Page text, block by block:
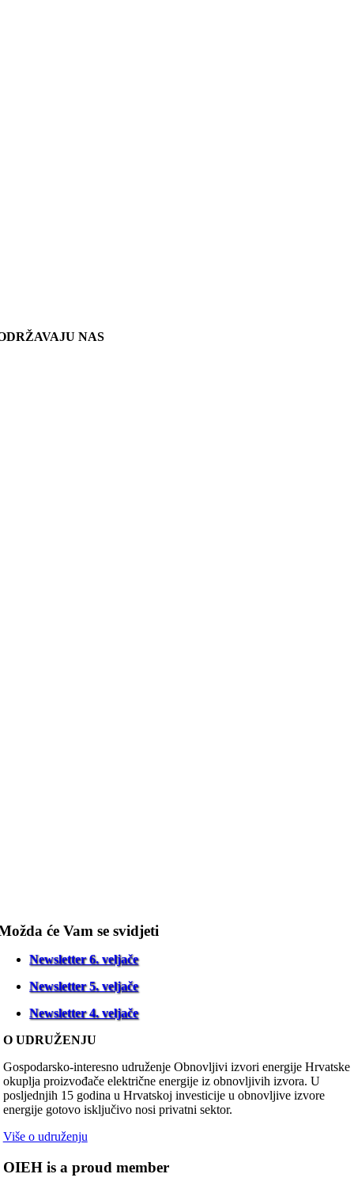
NAS
će Vam se svidjeti
Newsletter 6. veljače
Newsletter 5. veljače
Newsletter 4. veljače
O UDRUŽENJU
Gospodarsko-interesno udruženje Obnovljivi izvori energije Hrvatske
okuplja proizvođače električne energije iz obnovljivih izvora. U
posljednjih 15 godina u Hrvatskoj investicije u obnovljive izvore
energije gotovo isključivo nosi privatni sektor.
Više o udruženju
OIEH is a proud member